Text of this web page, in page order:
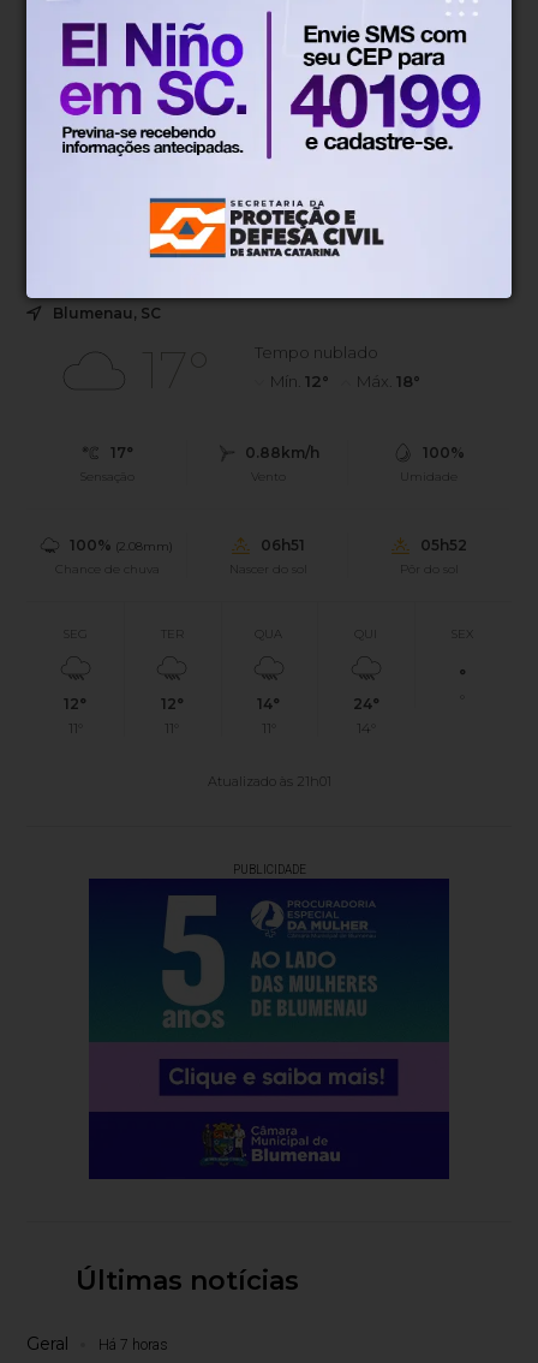
Novo sistema Há 1 dia
Blumenau passa a receber pedidos
de manutenção urbana pela internet
Novo sistema permite registrar pedidos de tapa-buracos,
iluminação pública, roçadas e limpeza urbana
diretamente pelo portal da Prefeitura.
Blumenau, SC
17°
Tempo nublado
Mín. 12° Máx. 18°
17°
Sensação
0.88km/h
Vento
100%
Umidade
100% (2.08mm)
Chance de chuva
06h51
Nascer do sol
05h52
Pôr do sol
SEG
12°
11°
TER
12°
11°
QUA
14°
11°
24°
14°
SEX
°
Atualizado às 21h01
PUBLICIDADE
Últimas notícias
Geral Há 7 horas